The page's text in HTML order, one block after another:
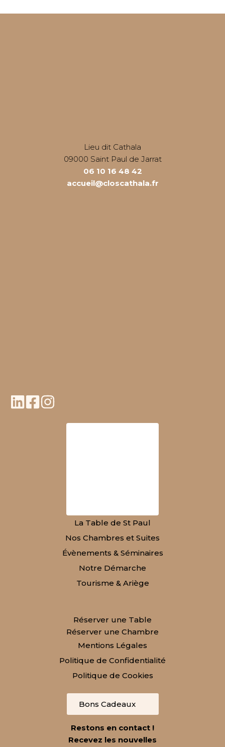
Lieu dit Cathala
09000 Saint Paul de Jarrat
06 10 16 48 42
accueil@closcathala.fr
La Table de St Paul
Nos Chambres et Suites
Évènements & Séminaires
Notre Démarche
Tourisme & Ariège
Réserver une Table
Réserver une Chambre
Mentions Légales
Politique de Confidentialité
Politique de Cookies
Bons Cadeaux
Restons en contact !
Recevez les nouvelles